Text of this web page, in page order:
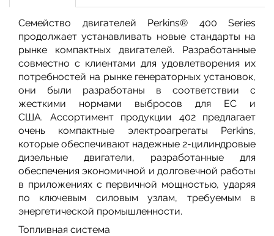
Семейство двигателей Perkins® 400 Series
продолжает устанавливать новые стандарты на
рынке компактных двигателей. Разработанные
совместно с клиентами для удовлетворения их
потребностей на рынке генераторных установок,
они были разработаны в соответствии с
жесткими нормами выбросов для ЕС и
США. Ассортимент продукции 402 предлагает
очень компактные электроагрегаты Perkins,
которые обеспечивают надежные 2-цилиндровые
дизельные двигатели, разработанные для
обеспечения экономичной и долговечной работы
в приложениях с первичной мощностью, ударяя
по ключевым силовым узлам, требуемым в
энергетической промышленности.
Топливная система